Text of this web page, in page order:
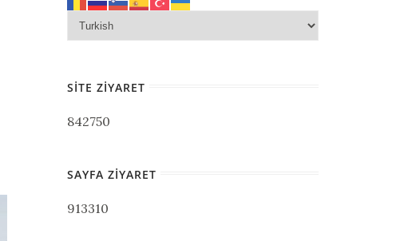
SITE ZIYARET
842750
SAYFA ZIYARET
913310